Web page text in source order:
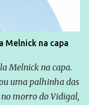
Exemplo: o
sobre operações
pessoas, do mais
quais são
Melnick na capa
Melnick na capa.
uma palhinha das
morro do Vidigal,